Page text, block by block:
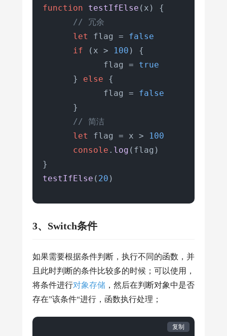
function testIfElse ( x ) {
// 冗余
let
flag = false
if (x > 100 ) {
            flag =
true
      }
else {
            flag =
false
      }
// 简洁
let
flag = x >
100
console . log (flag)
testIfElse ( 20 )
3、Switch条件
如果需要根据条件判断，执行不同的函数，并
且此时判断的条件比较多的时候；可以使用，
将条件进行对象存储 ，然后在判断对象中是否
存在”该条件“进行，函数执行处理；
复制